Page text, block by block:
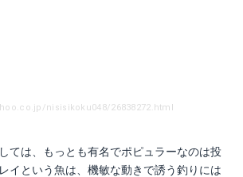
nisisikoku048/26838272.html
ては、もっとも有名でポピュラーなのは投
イという魚は、機敏な動きで誘う釣りには